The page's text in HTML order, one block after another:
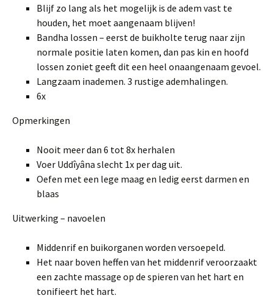
Blijf zo lang als het mogelijk is de adem vast te
houden, het moet aangenaam blijven!
Bandha lossen – eerst de buikholte terug naar zijn
normale positie laten komen, dan pas kin en hoofd
lossen zoniet geeft dit een heel onaangenaam gevoel.
Langzaam inademen. 3 rustige ademhalingen.
6x
Opmerkingen
Nooit meer dan 6 tot 8x herhalen
Voer Uddîyâna slecht 1x per dag uit.
Oefen met een lege maag en ledig eerst darmen en
blaas
Uitwerking – navoelen
Middenrif en buikorganen worden versoepeld.
Het naar boven heffen van het middenrif veroorzaakt
een zachte massage op de spieren van het hart en
tonifieert het hart.